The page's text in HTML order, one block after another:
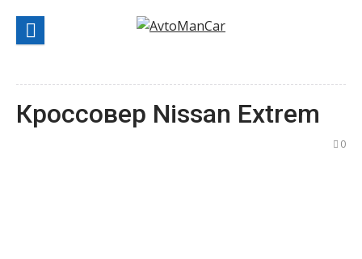
содержанию
Кроссовер Nissan Extrem
0